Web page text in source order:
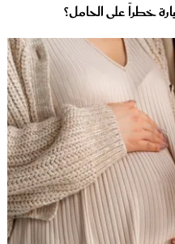
خطراً على الحامل؟